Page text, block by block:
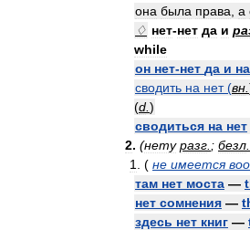
она была права а
♢ нет-нет да и
while
он нет-нет да и
сводить на нет(вн
(d )
сводиться на нет
2. (нету разг ; безл
1
. ( не имеется
там нет моста —
нет сомнения —
здесь нет книг —